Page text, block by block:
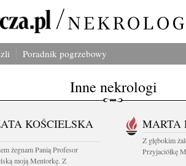
Poradnik pogrzebowy
Inne nekrologi
KOŚCIELSKA
żegnam Panią Profesor
moją Mentorkę. Z
MARTA
Z głębokim
Przyjaciółkę